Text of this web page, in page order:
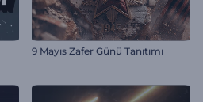
9 Mayıs Zafer Günü Tanıtımı